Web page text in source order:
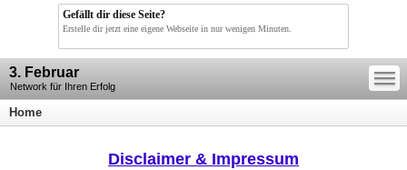
Gefällt dir diese Seite?
Erstelle dir jetzt eine eigene Webseite in nur wenigen Minuten.
3. Februar
Network für Ihren Erfolg
—
—
—
Home
Disclaimer & Impressum